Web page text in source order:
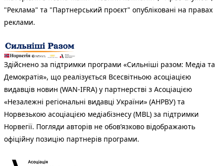
"Реклама" та "Партнерський проєкт" опубліковані на правах
реклами.
Здійснено за підтримки програми «Сильніші разом: Медіа та
Демократія», що реалізується Всесвітньою асоціацією
видавців новин (WAN-IFRA) у партнерстві з Асоціацією
«Незалежні регіональні видавці України» (АНРВУ) та
Норвезькою асоціацією медіабізнесу (MBL) за підтримки
Норвегії. Погляди авторів не обов’язково відображають
офіційну позицію партнерів програми.